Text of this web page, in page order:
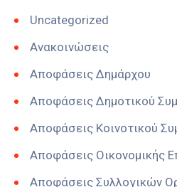
Uncategorized
Ανακοινώσεις
Αποφάσεις Δημάρχου
Αποφάσεις Δημοτικού
Αποφάσεις Κοινοτικού
Αποφάσεις Οικονομικής
Αποφάσεις Συλλογικών